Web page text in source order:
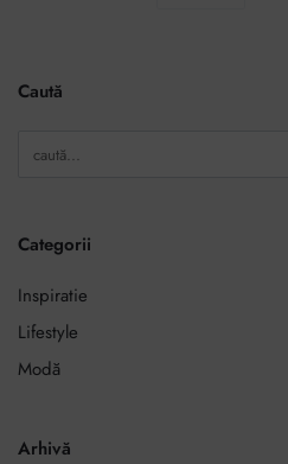
Caută
Categorii
Inspiratie
Lifestyle
Modă
Arhivă